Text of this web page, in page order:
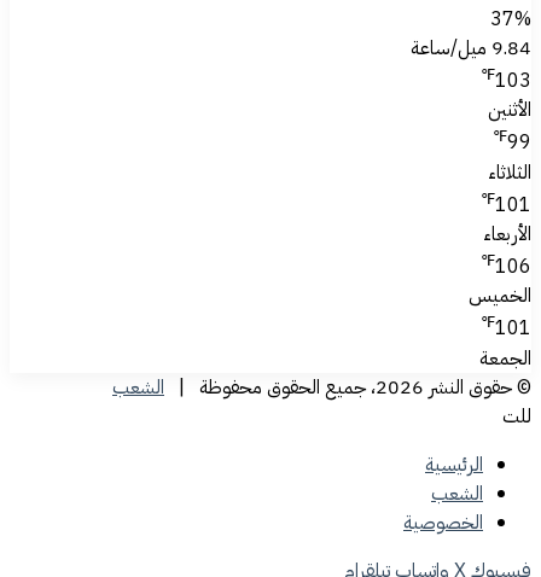
37%
9.84 ميل/ساعة
103
℉
الأثنين
99
℉
الثلاثاء
101
℉
الأربعاء
106
℉
الخميس
101
℉
الجمعة
© حقوق النشر 2026، جميع الحقوق محفوظة |
الشعب
للت
الرئيسية
الشعب
الخصوصية
فيسبوك‫X واتساب تيلقرام